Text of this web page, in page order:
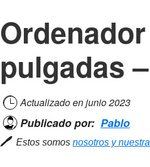
pulgadas
Actualizado enjunio 2023
Publicado por: Pablo
🖊 Estos somos nosotros y